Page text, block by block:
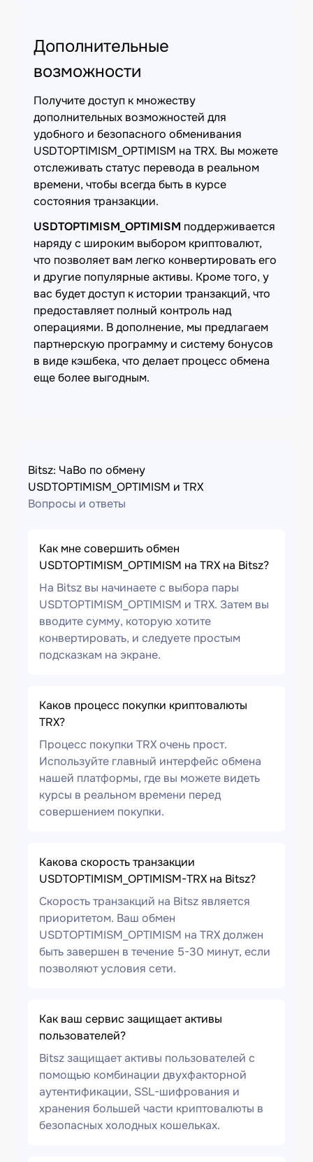
Дополнительные
возможности
Получите доступ к множеству
дополнительных возможностей для
удобного и безопасного обменивания
USDTOPTIMISM_OPTIMISM на TRX. Вы можете
отслеживать статус перевода в реальном
времени, чтобы всегда быть в курсе
состояния транзакции.
USDTOPTIMISM_OPTIMISM поддерживается
наряду с широким выбором криптовалют,
что позволяет вам легко конвертировать его
и другие популярные активы. Кроме того, у
вас будет доступ к истории транзакций, что
предоставляет полный контроль над
операциями. В дополнение, мы предлагаем
партнерскую программу и систему бонусов
в виде кэшбека, что делает процесс обмена
еще более выгодным.
Bitsz: ЧаВо по обмену
USDTOPTIMISM_OPTIMISM и TRX
Вопросы и ответы
Как мне совершить обмен
USDTOPTIMISM_OPTIMISM на TRX на Bitsz?
На Bitsz вы начинаете с выбора пары
USDTOPTIMISM_OPTIMISM и TRX. Затем вы
вводите сумму, которую хотите
конвертировать, и следуете простым
подсказкам на экране.
Каков процесс покупки криптовалюты
TRX?
Процесс покупки TRX очень прост.
Используйте главный интерфейс обмена
нашей платформы, где вы можете видеть
курсы в реальном времени перед
совершением покупки.
Какова скорость транзакции
USDTOPTIMISM_OPTIMISM-TRX на Bitsz?
Скорость транзакций на Bitsz является
приоритетом. Ваш обмен
USDTOPTIMISM_OPTIMISM на TRX должен
быть завершен в течение 5-30 минут, если
позволяют условия сети.
Как ваш сервис защищает активы
пользователей?
Bitsz защищает активы пользователей с
помощью комбинации двухфакторной
аутентификации, SSL-шифрования и
хранения большей части криптовалюты в
безопасных холодных кошельках.